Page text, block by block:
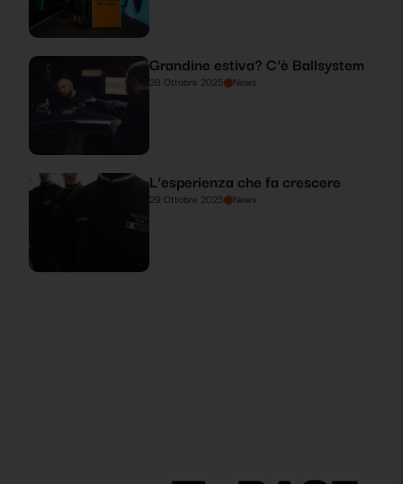
Grandine estiva? C’è Ballsystem
28 Ottobre 2025 News
L’esperienza che fa crescere
29 Ottobre 2025 News